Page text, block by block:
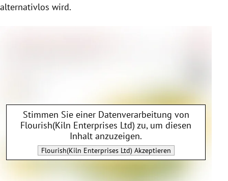
alternativlos wird.
Stimmen Sie einer Datenverarbeitung von
Flourish(Kiln Enterprises Ltd) zu, um diesen
Inhalt anzuzeigen.
Flourish(Kiln Enterprises Ltd) Akzeptieren